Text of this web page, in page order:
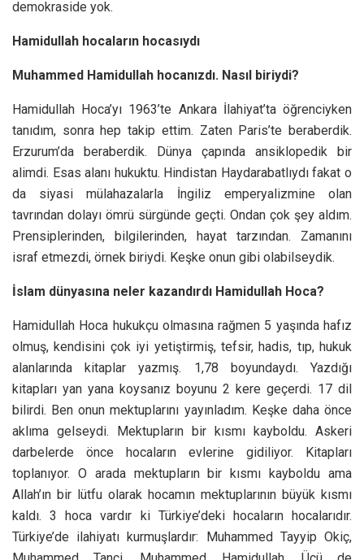
demokraside yok.
Hamidullah hocaların hocasıydı
Muhammed Hamidullah hocanızdı. Nasıl biriydi?
Hamidullah Hoca’yı 1963’te Ankara İlahiyat’ta öğrenciyken
tanıdım, sonra hep takip ettim. Zaten Paris’te beraberdik.
Erzurum’da beraberdik. Dünya çapında ansiklopedik bir
alimdi. Esas alanı hukuktu. Hindistan Haydarabatlıydı fakat o
da siyasi mülahazalarla İngiliz emperyalizmine olan
tavrından dolayı ömrü sürgünde geçti. Ondan çok şey aldım.
Prensiplerinden, bilgilerinden, hayat tarzından. Zamanını
israf etmezdi, örnek biriydi. Keşke onun gibi olabilseydik.
İslam dünyasına neler kazandırdı Hamidullah Hoca?
Hamidullah Hoca hukukçu olmasına rağmen 5 yaşında hafız
olmuş, kendisini çok iyi yetiştirmiş, tefsir, hadis, tıp, hukuk
alanlarında kitaplar yazmış. 1,78 boyundaydı. Yazdığı
kitapları yan yana koysanız boyunu 2 kere geçerdi. 17 dil
bilirdi. Ben onun mektuplarını yayınladım. Keşke daha önce
aklıma gelseydi. Mektupların bir kısmı kayboldu. Askeri
darbelerde önce hocaların evlerine gidiliyor. Kitapları
toplanıyor. O arada mektupların bir kısmı kayboldu ama
Allah’ın bir lütfu olarak hocamın mektuplarının büyük kısmı
kaldı. 3 hoca vardır ki Türkiye’deki hocaların hocalarıdır.
Türkiye’de ilahiyatı kurmuşlardır: Muhammed Tayyip Okiç,